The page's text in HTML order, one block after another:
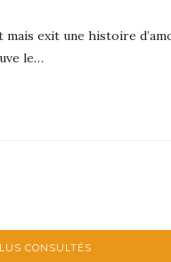
exit une histoire
le…
CONSULTÉS